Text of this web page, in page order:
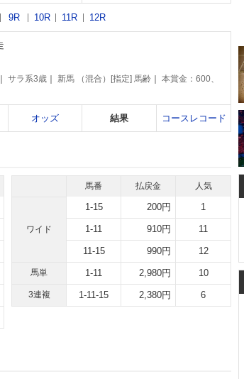
9R 10R 11R 12R
サラ系3歳 新馬 （混合）[指定] 馬齢
本賞金：600、
オッズ 結果 コースレコード
馬番 払戻金 人気
ワイド
1-15 200円 1
1-11 910円 11
11-15 990円 12
馬単 1-11 2,980円 10
3連複 1-11-15 2,380円 6